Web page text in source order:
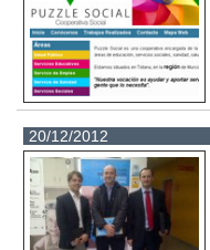
20/12/2012